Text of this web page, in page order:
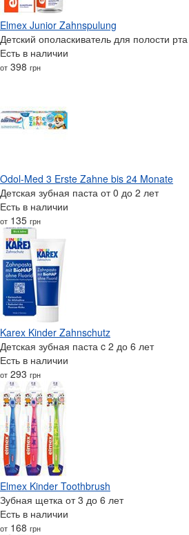
Elmex Junior Zahnspulung
Детский ополаскиватель для полости рта
Есть в наличии
от 398 грн
Odol-Med 3 Erste Zahne bis 24 Monate
Детская зубная паста от 0 до 2 лет
Есть в наличии
от 135 грн
Karex Kinder Zahnschutz
Детская зубная паста c 2 до 6 лет
Есть в наличии
от 293 грн
Elmex Kinder Toothbrush
Зубная щетка от 3 до 6 лет
Есть в наличии
от 168 грн